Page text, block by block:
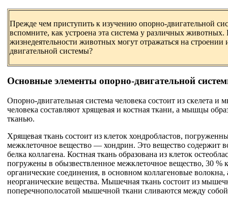
Прежде чем приступить к изучению опорно-двигательной
вспомните, как устроена эта система у различных животных.
жизнедеятельности животных могут отражаться на строении
двигательной системы?
Основные элементы опорно-двигательной
Опорно-двигательная система человека состоит из скелета и
человека составляют хрящевая и костная ткани, а мышцы
тканью.
Хрящевая ткань состоит из клеток хондробластов,
межклеточное вещество — хондрин. Это вещество содержит
белка коллагена. Костная ткань образована из клеток
погружены в обызвествленное межклеточное вещество, 30 %
органические соединения, в основном коллагеновые
неорганические вещества. Мышечная ткань состоит из
поперечнополосатой мышечной ткани сливаются между